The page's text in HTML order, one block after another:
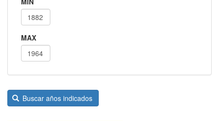
MAX
Buscar años indicados